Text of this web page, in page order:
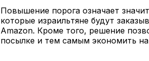
Повышение порога означает
которые израильтяне будут
Amazon. Кроме того, решение
посылке и тем самым экономить